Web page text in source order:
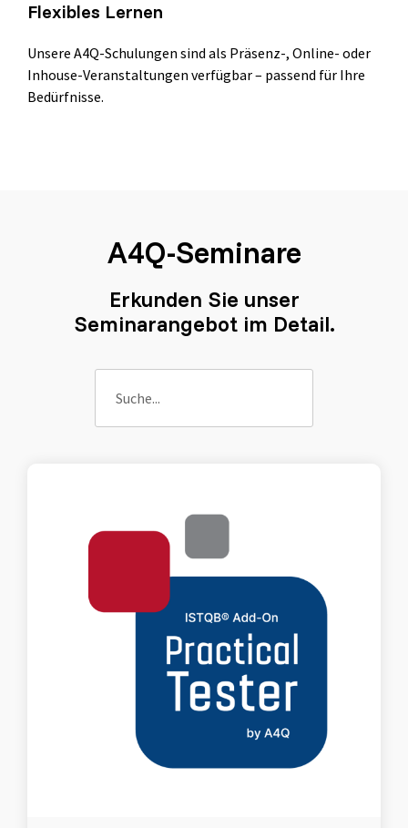
Flexibles Lernen
Unsere A4Q-Schulungen sind als Präsenz-, Online- oder
Inhouse-Veranstaltungen verfügbar – passend für Ihre
Bedürfnisse.
A4Q-Seminare
Erkunden Sie unser
Seminarangebot im Detail.